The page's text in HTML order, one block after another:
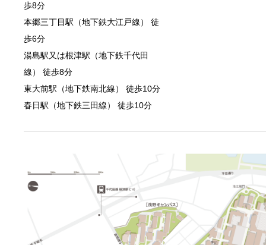
歩8分
本郷三丁目駅（地下鉄大江戸線） 徒
歩6分
湯島駅又は根津駅（地下鉄千代田
線） 徒歩8分
東大前駅（地下鉄南北線） 徒歩10分
春日駅（地下鉄三田線） 徒歩10分